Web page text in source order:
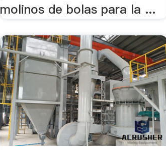
molinos de bolas para la ...